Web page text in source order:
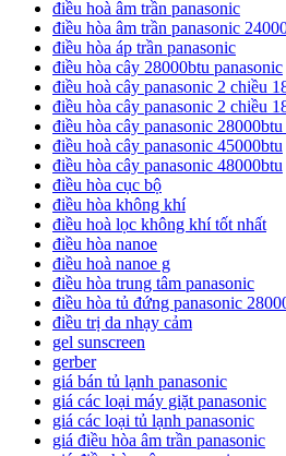
điều hoà âm trần panasonic
điều hòa âm trần panasonic
điều hòa áp trần panasonic
điều hòa cây 28000btu panasonic
điều hoà cây panasonic 2 chiều
điều hòa cây panasonic 2 chiều
điều hòa cây panasonic
điều hoà cây panasonic 45000btu
điều hòa cây panasonic 48000btu
điều hòa cục bộ
điều hòa không khí
điều hoà lọc không khí tốt nhất
điều hòa nanoe
điều hoà nanoe g
điều hòa trung tâm panasonic
điều hòa tủ đứng panasonic
điều trị da nhạy cảm
gel sunscreen
gerber
giá bán tủ lạnh panasonic
giá các loại máy giặt panasonic
giá các loại tủ lạnh panasonic
giá điều hòa âm trần panasonic